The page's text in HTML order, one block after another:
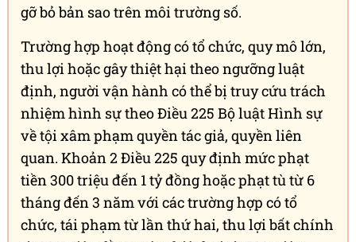
gỡ bỏ bản sao trên môi trường số.
Trường hợp hoạt động có tổ chức, quy mô lớn,
thu lợi hoặc gây thiệt hại theo ngưỡng luật
định, người vận hành có thể bị truy cứu trách
nhiệm hình sự theo Điều 225 Bộ luật Hình sự
về tội xâm phạm quyền tác giả, quyền liên
quan. Khoản 2 Điều 225 quy định mức phạt
tiền 300 triệu đến 1 tỷ đồng hoặc phạt tù từ 6
tháng đến 3 năm với các trường hợp có tổ
chức, tái phạm từ lần thứ hai, thu lợi bất chính